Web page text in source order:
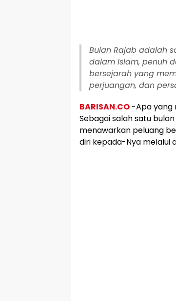
Bulan Rajab adalah
dalam Islam, penuh
bersejarah yang
perjuangan, dan
BARISAN.CO -Apa yang
Sebagai salah satu
menawarkan peluang
diri kepada-Nya melalui